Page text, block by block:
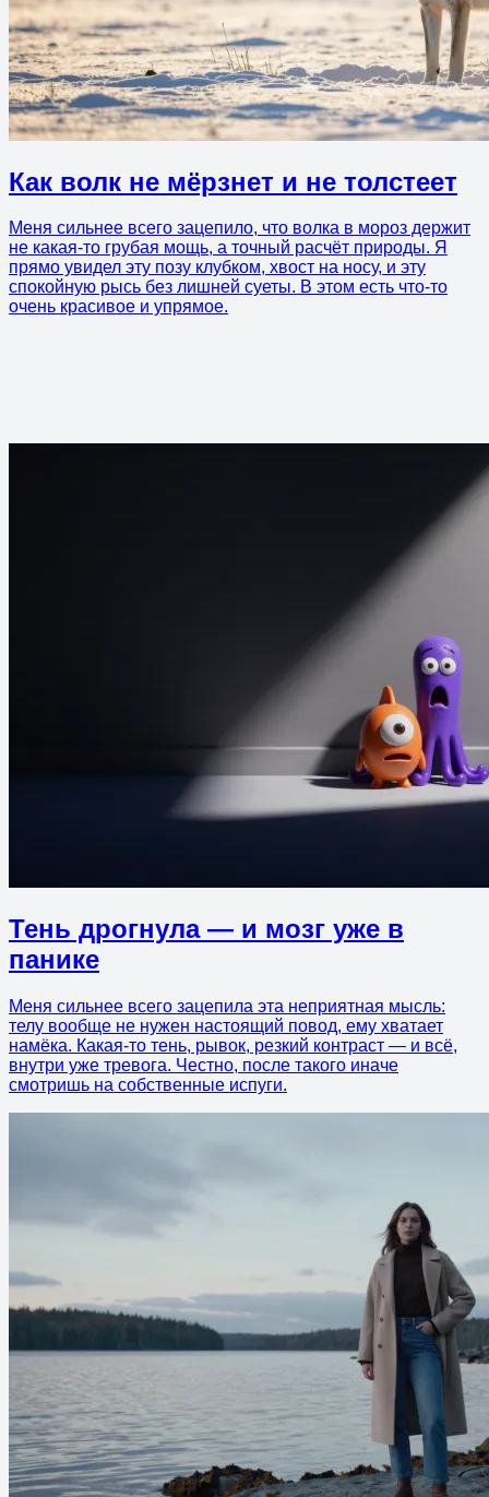
Как волк не мёрзнет и не толстеет
Меня сильнее всего зацепило, что волка в мороз держит
не какая-то грубая мощь, а точный расчёт природы. Я
прямо увидел эту позу клубком, хвост на носу, и эту
спокойную рысь без лишней суеты. В этом есть что-то
очень красивое и упрямое.
Тень дрогнула — и мозг уже в
панике
Меня сильнее всего зацепила эта неприятная мысль:
телу вообще не нужен настоящий повод, ему хватает
намёка. Какая-то тень, рывок, резкий контраст — и всё,
внутри уже тревога. Честно, после такого иначе
смотришь на собственные испуги.